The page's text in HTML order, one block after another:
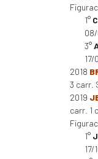
1°
3°
2018
3 carr.
2019
carr. 1
1°
17/